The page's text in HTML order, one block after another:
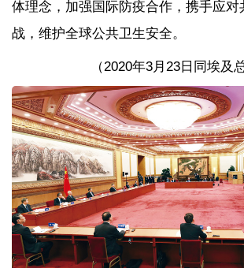
体理念，加强国际防疫合作，携手应对
战，维护全球公共卫生安全。
（2020年3月23日同埃及